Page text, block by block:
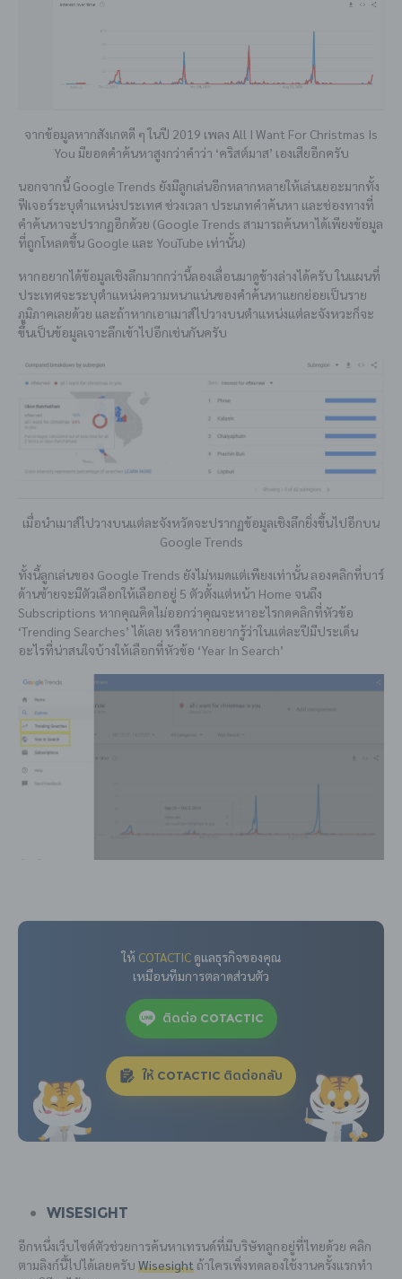
จากข้อมูลหากสังเกตดี ๆ ในปี 2019 เพลง All I Want For Christmas Is
You มียอดคำค้นหาสูงกว่าคำว่า ‘คริสต์มาส’ เองเสียอีกครับ
นอกจากนี้ Google Trends ยังมีลูกเล่นอีกหลากหลายให้เล่นเยอะมากทั้ง
ฟีเจอร์ระบุตำแหน่งประเทศ ช่วงเวลา ประเภทคำค้นหา และช่องทางที่
คำค้นหาจะปรากฏอีกด้วย (Google Trends สามารถค้นหาได้เพียงข้อมูล
ที่ถูกโหลดขึ้น Google และ YouTube เท่านั้น)
หากอยากได้ข้อมูลเชิงลึกมากกว่านี้ลองเลื่อนมาดูข้างล่างได้ครับ ในแผนที่
ประเทศจะระบุตำแหน่งความหนาแน่นของคำค้นหาแยกย่อยเป็นราย
ภูมิภาคเลยด้วย และถ้าหากเอาเมาส์ไปวางบนตำแหน่งแต่ละจังหวะก็จะ
ขึ้นเป็นข้อมูลเจาะลึกเข้าไปอีกเช่นกันครับ
เมื่อนำเมาส์ไปวางบนแต่ละจังหวัดจะปรากฏข้อมูลเชิงลึกยิ่งขึ้นไปอีกบน
Google Trends
ทั้งนี้ลูกเล่นของ Google Trends ยังไม่หมดแต่เพียงเท่านั้น ลองคลิกที่บาร์
ด้านซ้ายจะมีตัวเลือกให้เลือกอยู่ 5 ตัวตั้งแต่หน้า Home จนถึง
Subscriptions หากคุณคิดไม่ออกว่าคุณจะหาอะไรกดคลิกที่หัวข้อ
‘Trending Searches’ ได้เลย หรือหากอยากรู้ว่าในแต่ละปีมีประเด็น
อะไรที่น่าสนใจบ้างให้เลือกที่หัวข้อ ‘Year In Search’
ให้ COTACTICดูแลธุรกิจของคุณ
เหมือนทีมการตลาดส่วนตัว
ติดต่อ COTACTIC
ให้ COTACTIC ติดต่อกลับ
Wisesight
อีกหนึ่งเว็บไซต์ตัวช่วยการค้นหาเทรนด์ที่มีบริษัทลูกอยู่ที่ไทยด้วย คลิก
ตามลิงก์นี้ไปได้เลยครับ Wisesightถ้าใครเพิ่งทดลองใช้งานครั้งแรกทำ